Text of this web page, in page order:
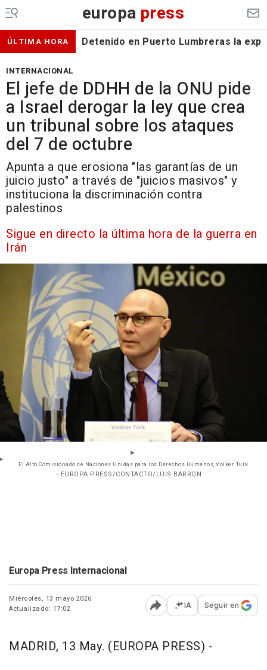
europa press
ÚLTIMA HORA Detenido en Puerto Lumbreras la
INTERNACIONAL
El jefe de DDHH de la ONU pide
a Israel derogar la ley que crea
un tribunal sobre los ataques
del 7 de octubre
Apunta a que erosiona "las garantías de un
juicio justo" a través de "juicios masivos" y
instituciona la discriminación contra
palestinos
Sigue en directo la última hora de la guerra en
Irán
El Alto Comisionado de Naciones Unidas para los Derechos Humanos, Volker Turk
- EUROPA PRESS/CONTACTO/LUIS BARRON
Europa Press Internacional
Miércoles, 13 mayo 2026
Actualizado: 17:02
Abrir opciones para
IA Seguir en
MADRID, 13 May. (EUROPA PRESS) -